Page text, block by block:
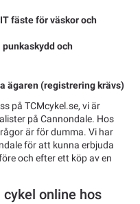
fäste för väskor och
och
ägaren (registrering krävs)
på TCMcykel.se, vi är
på Cannondale. Hos
är för dumma. Vi har
för att kunna erbjuda
och efter ett köp av en
online hos